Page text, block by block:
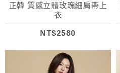
正韓 質感立體玫瑰細肩帶上
衣
NT$2580